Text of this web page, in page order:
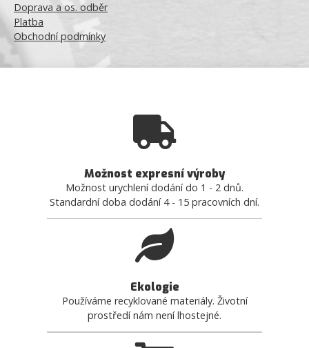
Doprava a os. odběr
Platba
Obchodní podmínky
Možnost expresní výroby
Možnost urychlení dodání do 1 - 2 dnů.
Standardní doba dodání 4 - 15 pracovních dní.
Ekologie
Používáme recyklované materiály. Životní
prostředí nám není lhostejné.